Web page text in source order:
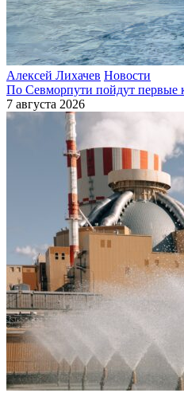
Алексей Лихачев Новости
По Севморпути пойдут первые
7 августа 2026